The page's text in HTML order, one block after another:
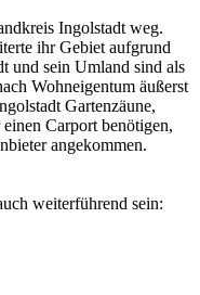
Ingolstadt weg.
ihr Gebiet aufgrund
und sein Umland sind als
Wohneigentum äußerst
Gartenzäune,
Carport benötigen,
angekommen.
weiterführend sein: